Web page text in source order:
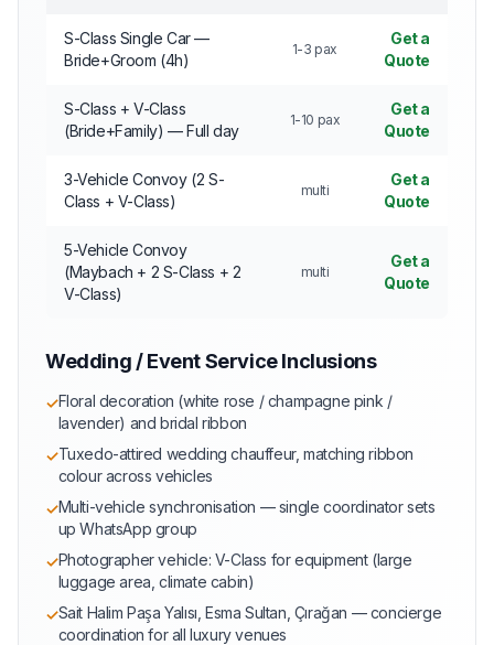
S-Class Single Car —
Bride+Groom (4h)
1-3 pax
Get a
Quote
S-Class + V-Class
(Bride+Family) — Full day
1-10 pax
Get a
Quote
3-Vehicle Convoy (2 S-
Class + V-Class)
multi
Get a
Quote
5-Vehicle Convoy
(Maybach + 2 S-Class + 2
V-Class)
multi
Get a
Quote
Wedding / Event Service Inclusions
✓Floral decoration (white rose / champagne pink /
lavender) and bridal ribbon
✓Tuxedo-attired wedding chauffeur, matching ribbon
colour across vehicles
✓Multi-vehicle synchronisation — single coordinator sets
up WhatsApp group
✓Photographer vehicle: V-Class for equipment (large
luggage area, climate cabin)
✓Sait Halim Paşa Yalısı, Esma Sultan, Çırağan — concierge
coordination for all luxury venues